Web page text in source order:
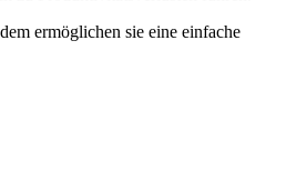
ermöglichen sie eine einfache